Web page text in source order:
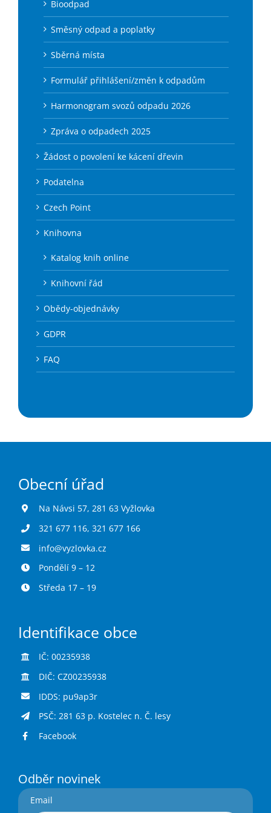
Bioodpad
Směsný odpad a poplatky
Sběrná místa
Formulář přihlášení/změn k odpadům
Harmonogram svozů odpadu 2026
Zpráva o odpadech 2025
Žádost o povolení ke kácení dřevin
Podatelna
Czech Point
Knihovna
Katalog knih online
Knihovní řád
Obědy-objednávky
GDPR
FAQ
Obecní úřad
Na Návsi 57, 281 63 Vyžlovka
321 677 116, 321 677 166
info@vyzlovka.cz
Pondělí 9 – 12
Středa 17 – 19
Identifikace obce
IČ: 00235938
DIČ: CZ00235938
IDDS: pu9ap3r
PSČ: 281 63 p. Kostelec n. Č. lesy
Facebook
Odběr novinek
Email